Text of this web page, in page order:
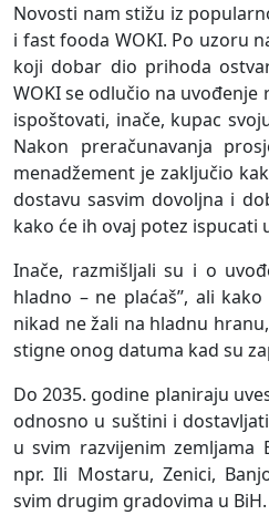
Novosti nam stižu iz
i fast fooda WOKI. Po uzoru
koji dobar dio prihoda
WOKI se odlučio na
ispoštovati, inače, kupac
Nakon preračunavanja
menadžement je zaključio
dostavu sasvim dovoljna i
kako će ih ovaj potez ispucati
Inače, razmišljali su i o
hladno – ne plaćaš’’, ali
nikad ne žali na hladnu
stigne onog datuma kad su
Do 2035. godine planiraju
odnosno u suštini i
u svim razvijenim zemljama
npr. Ili Mostaru, Zenici,
svim drugim gradovima u BiH.